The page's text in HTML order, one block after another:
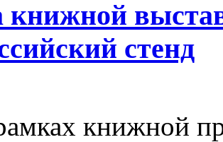
стенд
книжной